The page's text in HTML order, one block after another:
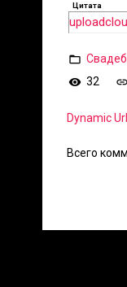
Цитата
32
Dynamic
Всего